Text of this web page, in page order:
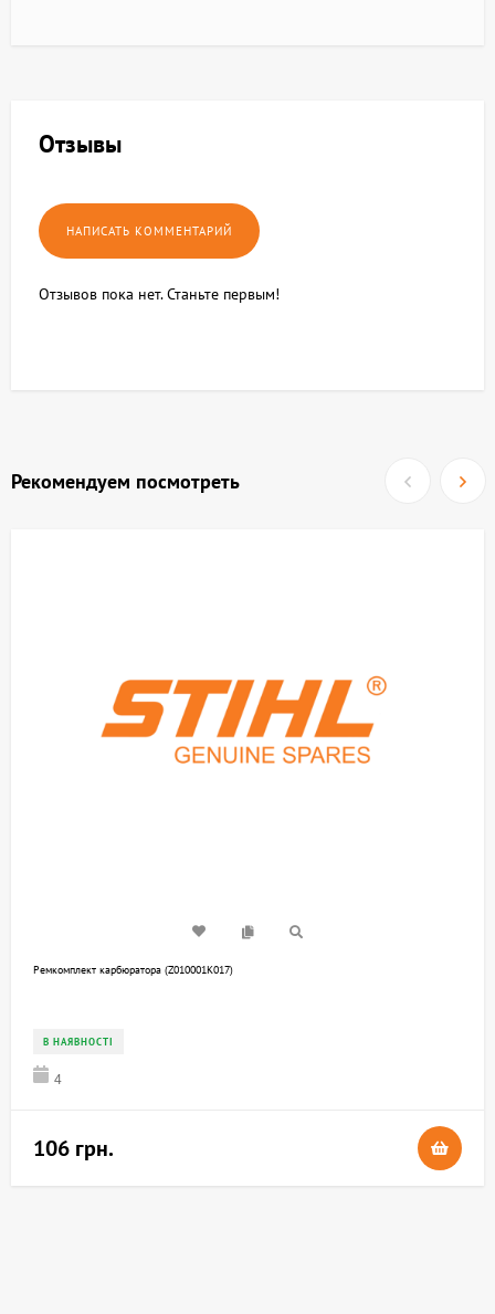
Отзывы
Отзывов пока нет. Станьте первым!
Рекомендуем посмотреть
Ремкомплект карбюратора (Z010001K017)
В НАЯВНОСТІ
4
106 грн.